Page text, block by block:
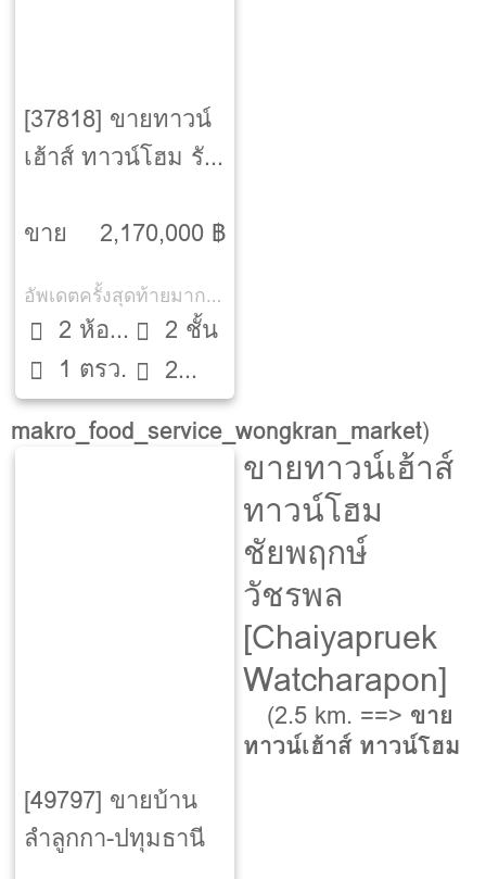
[37818] ขายทาวน์
เฮ้าส์ ทาวน์โฮม รัช
[Ratchathani 6]
ขาย 2,170,000 ฿
อัพเดตครั้งสุดท้ายมากกว่า 30 วัน
2 ห้อง
นอน1 ตรว.
2 ชั้น
2
ห้องน้ำ
makro_food_service_wongkran_market)
[49797] ขายบ้าน
ลำลูกกา-ปทุมธานี
ขายทาวน์เฮ้าส์
ทาวน์โฮม
ชัยพฤกษ์
วัชรพล
[Chaiyapruek
Watcharapon‎]
(2.5 km. ==> ขาย
ทาวน์เฮ้าส์ ทาวน์โฮม